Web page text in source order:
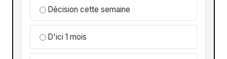
Décision cette semaine
D'ici 1 mois